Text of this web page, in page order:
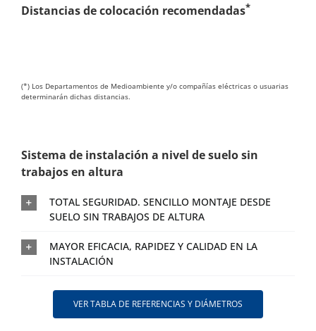
Distancias de colocación recomendadas*
(*) Los Departamentos de Medioambiente y/o compañías eléctricas o usuarias
determinarán dichas distancias.
Sistema de instalación a nivel de suelo sin
trabajos en altura
TOTAL SEGURIDAD. SENCILLO MONTAJE DESDE
SUELO SIN TRABAJOS DE ALTURA
MAYOR EFICACIA, RAPIDEZ Y CALIDAD EN LA
INSTALACIÓN
VER TABLA DE REFERENCIAS Y DIÁMETROS